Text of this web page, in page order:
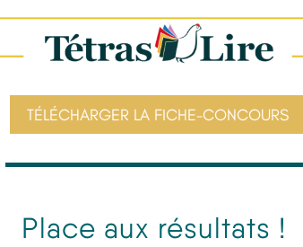
TÉLÉCHARGER LA FICHE-CONCOURS
Place aux résultats !